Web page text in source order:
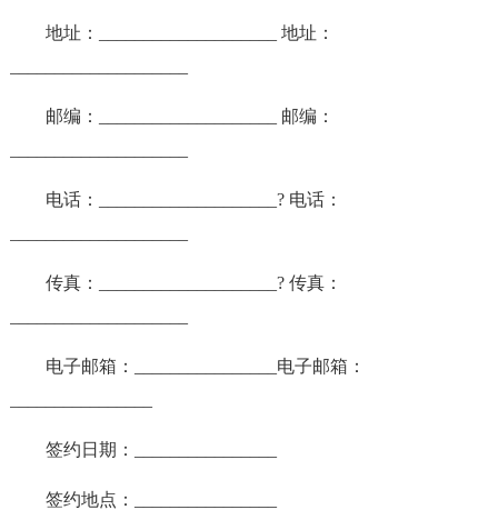
地址：____________________ 地址：
邮编：____________________ 邮编：
电话：____________________? 电话：
传真：____________________? 传真：
电子邮箱：________________电子邮箱：
签约日期：________________
签约地点：________________